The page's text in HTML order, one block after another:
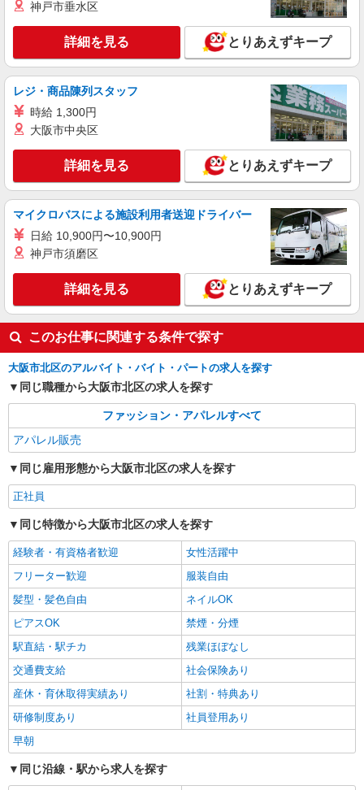
大阪府大阪市北区角田町5-15 HEP FIVE 6F
キープ 詳細を見る
アルバイト パート
BOSTON CLUB
アルバイト・パート：時給1,180円〜
大阪府大阪市北区角田町5-15 HEP FIVE 5F
キープ 詳細を見る
神戸市垂水区
詳細を見る とりあえずキープ
レジ・商品陳列スタッフ
時給 1,300円
大阪市中央区
詳細を見る とりあえずキープ
マイクロバスによる施設利用者送迎ドライバー
日給 10,900円〜10,900円
神戸市須磨区
詳細を見る とりあえずキープ
このお仕事に関連する条件で探す
大阪市北区のアルバイト・バイト・パートの求人を探す
同じ職種から大阪市北区の求人を探す
ファッション・アパレルすべて
アパレル販売
同じ雇用形態から大阪市北区の求人を探す
正社員
同じ特徴から大阪市北区の求人を探す
経験者・有資格者歓迎
女性活躍中
フリーター歓迎
服装自由
髪型・髪色自由
ネイルOK
ピアスOK
禁煙・分煙
駅直結・駅チカ
残業ほぼなし
交通費支給
社会保険あり
産休・育休取得実績あり
社割・特典あり
研修制度あり
社員登用あり
早朝
同じ沿線・駅から求人を探す